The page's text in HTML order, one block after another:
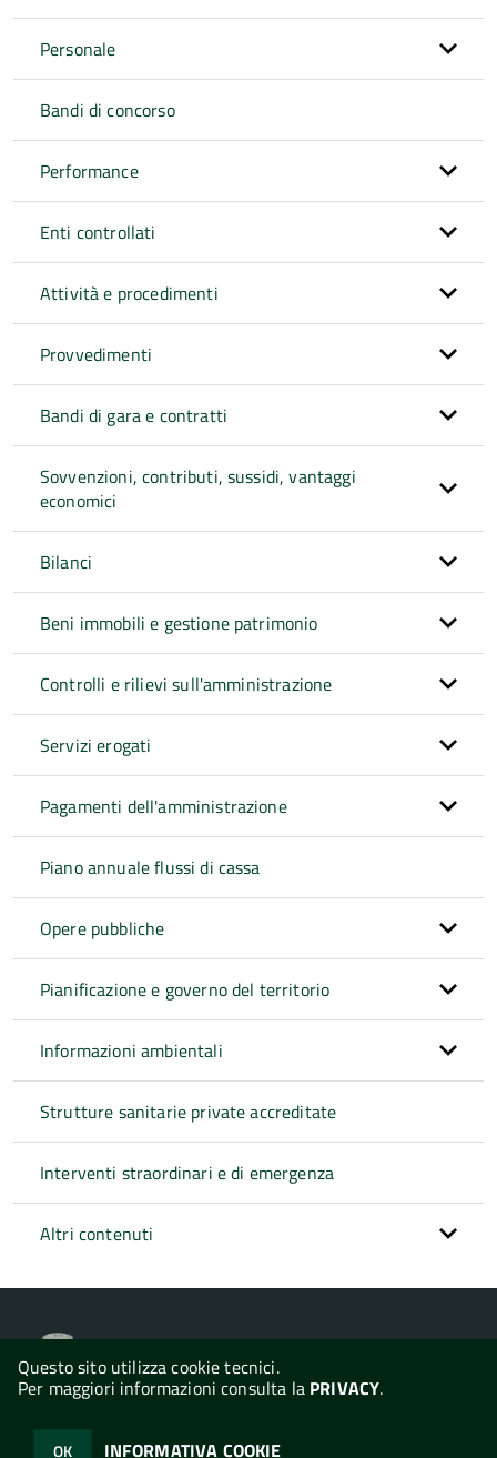
Questo sito utilizza cookie tecnici.
Per maggiori informazioni consulta la PRIVACY.
OK INFORMATIVA COOKIE
Personale
Bandi di concorso
Performance
Enti controllati
Attività e procedimenti
Provvedimenti
Bandi di gara e contratti
Sovvenzioni, contributi, sussidi, vantaggi
economici
Bilanci
Beni immobili e gestione patrimonio
Controlli e rilievi sull'amministrazione
Servizi erogati
Pagamenti dell'amministrazione
Piano annuale flussi di cassa
Opere pubbliche
Pianificazione e governo del territorio
Informazioni ambientali
Strutture sanitarie private accreditate
Interventi straordinari e di emergenza
Altri contenuti
Comune di Tula